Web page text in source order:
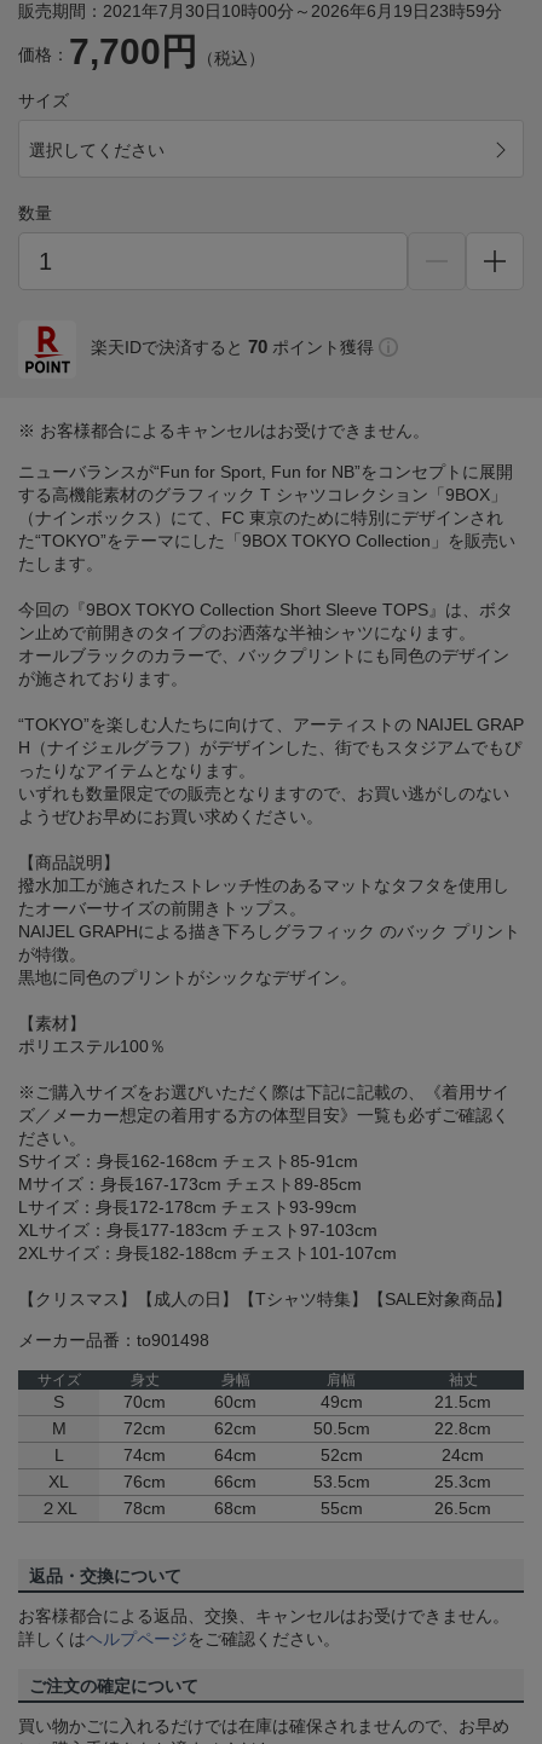
販売期間：2021年7月30日10時00分～2026年6月19日23時59分
価格： 7,700円 （税込）
サイズ
選択してください
数量
楽天IDで決済すると 70 ポイント獲得
※ お客様都合によるキャンセルはお受けできません。
ニューバランスが“Fun for Sport, Fun for NB”をコンセプトに展開
する高機能素材のグラフィック T シャツコレクション「9BOX」
（ナインボックス）にて、FC 東京のために特別にデザインされ
た“TOKYO”をテーマにした「9BOX TOKYO Collection」を販売い
たします。
今回の『9BOX TOKYO Collection Short Sleeve TOPS』は、ボタ
ン止めで前開きのタイプのお洒落な半袖シャツになります。
オールブラックのカラーで、バックプリントにも同色のデザイン
が施されております。
“TOKYO”を楽しむ人たちに向けて、アーティストの NAIJEL GRAP
H（ナイジェルグラフ）がデザインした、街でもスタジアムでもぴ
ったりなアイテムとなります。
いずれも数量限定での販売となりますので、お買い逃がしのない
ようぜひお早めにお買い求めください。
【商品説明】
撥水加工が施されたストレッチ性のあるマットなタフタを使用し
たオーバーサイズの前開きトップス。
NAIJEL GRAPHによる描き下ろしグラフィック のバック プリント
が特徴。
黒地に同色のプリントがシックなデザイン。
【素材】
ポリエステル100％
※ご購入サイズをお選びいただく際は下記に記載の、《着用サイ
ズ／メーカー想定の着用する方の体型目安》一覧も必ずご確認く
ださい。
Sサイズ：身長162-168cm チェスト85-91cm
Mサイズ：身長167-173cm チェスト89-85cm
Lサイズ：身長172-178cm チェスト93-99cm
XLサイズ：身長177-183cm チェスト97-103cm
2XLサイズ：身長182-188cm チェスト101-107cm
【クリスマス】【成人の日】【Tシャツ特集】【SALE対象商品】
メーカー品番：to901498
サイズ 身丈 身幅 肩幅 袖丈
S 70cm 60cm 49cm
21.5cm
M
72cm 62cm 50.5cm
22.8cm
L
74cm 64cm 52cm
24cm
XL
76cm 66cm 53.5cm
25.3cm
２XL
78cm 68cm 55cm 26.5cm
返品・交換について
お客様都合による返品、交換、キャンセルはお受けできません。
詳しくはヘルプページをご確認ください。
ご注文の確定について
買い物かごに入れるだけでは在庫は確保されませんので、お早め